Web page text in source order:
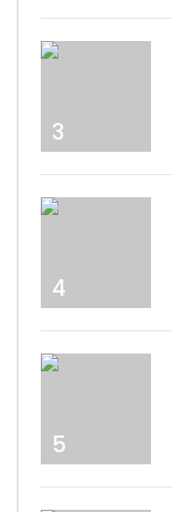
3
4
5